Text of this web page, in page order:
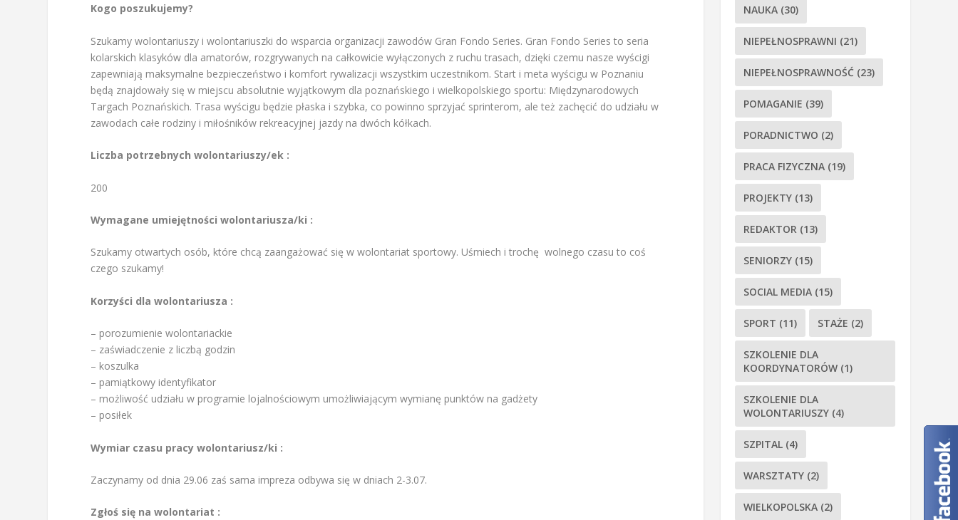
Kogo poszukujemy?
Szukamy wolontariuszy i wolontariuszki do wsparcia organizacji zawodów Gran Fondo Series. Gran Fondo Series to seria
kolarskich klasyków dla amatorów, rozgrywanych na całkowicie wyłączonych z ruchu trasach, dzięki czemu nasze wyścigi
zapewniają maksymalne bezpieczeństwo i komfort rywalizacji wszystkim uczestnikom. Start i meta wyścigu w Poznaniu
będą znajdowały się w miejscu absolutnie wyjątkowym dla poznańskiego i wielkopolskiego sportu: Międzynarodowych
Targach Poznańskich. Trasa wyścigu będzie płaska i szybka, co powinno sprzyjać sprinterom, ale też zachęcić do udziału w
zawodach całe rodziny i miłośników rekreacyjnej jazdy na dwóch kółkach.
Liczba potrzebnych wolontariuszy/ek :
200
Wymagane umiejętności wolontariusza/ki :
Szukamy otwartych osób, które chcą zaangażować się w wolontariat sportowy. Uśmiech i trochę wolnego czasu to coś
czego szukamy!
Korzyści dla wolontariusza :
– porozumienie wolontariackie
– zaświadczenie z liczbą godzin
– koszulka
– pamiątkowy identyfikator
– możliwość udziału w programie lojalnościowym umożliwiającym wymianę punktów na gadżety
– posiłek
Wymiar czasu pracy wolontariusz/ki :
Zaczynamy od dnia 29.06 zaś sama impreza odbywa się w dniach 2-3.07.
Zgłoś się na wolontariat :
NAUKA(30)
NIEPEŁNOSPRAWNI (21)
NIEPEŁNOSPRAWNOŚĆ(23)
POMAGANIE (39)
PORADNICTWO (2)
PRACA FIZYCZNA(19)
PROJEKTY(13)
REDAKTOR(13)
SENIORZY(15)
SOCIAL MEDIA(15)
SPORT (11) STAŻE (2)
SZKOLENIE DLA
KOORDYNATORÓW(1)
SZKOLENIE DLA
WOLONTARIUSZY(4)
SZPITAL(4)
WARSZTATY(2)
WIELKOPOLSKA(2)